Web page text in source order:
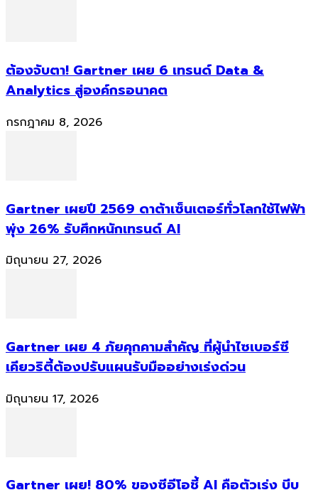
ต้องจับตา! Gartner เผย 6 เทรนด์ Data &
Analytics สู่องค์กรอนาคต
กรกฎาคม 8, 2026
Gartner เผยปี 2569 ดาต้าเซ็นเตอร์ทั่วโลกใช้ไฟฟ้า
พุ่ง 26% รับศึกหนักเทรนด์ AI
มิถุนายน 27, 2026
Gartner เผย 4 ภัยคุกคามสำคัญ ที่ผู้นำไซเบอร์ซี
เคียวริตี้ต้องปรับแผนรับมืออย่างเร่งด่วน
มิถุนายน 17, 2026
Gartner เผย! 80% ของซีอีโอชี้ AI คือตัวเร่ง บีบ